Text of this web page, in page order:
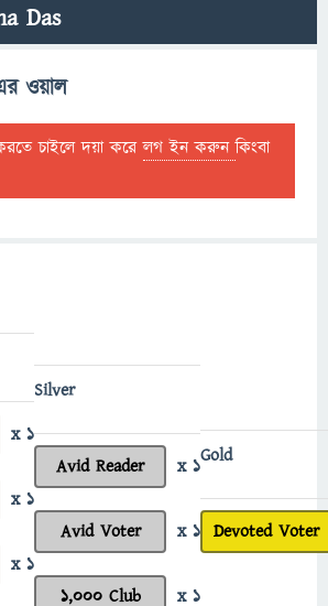
Das
ওয়াল
চাইলে দয়া করেলগ ইন করুনকিংবা
x 1
x 1
x 1
Silver
Avid Reader x 1
Avid Voter x 1
1,000 Club x 1
Gold
Devoted Voter